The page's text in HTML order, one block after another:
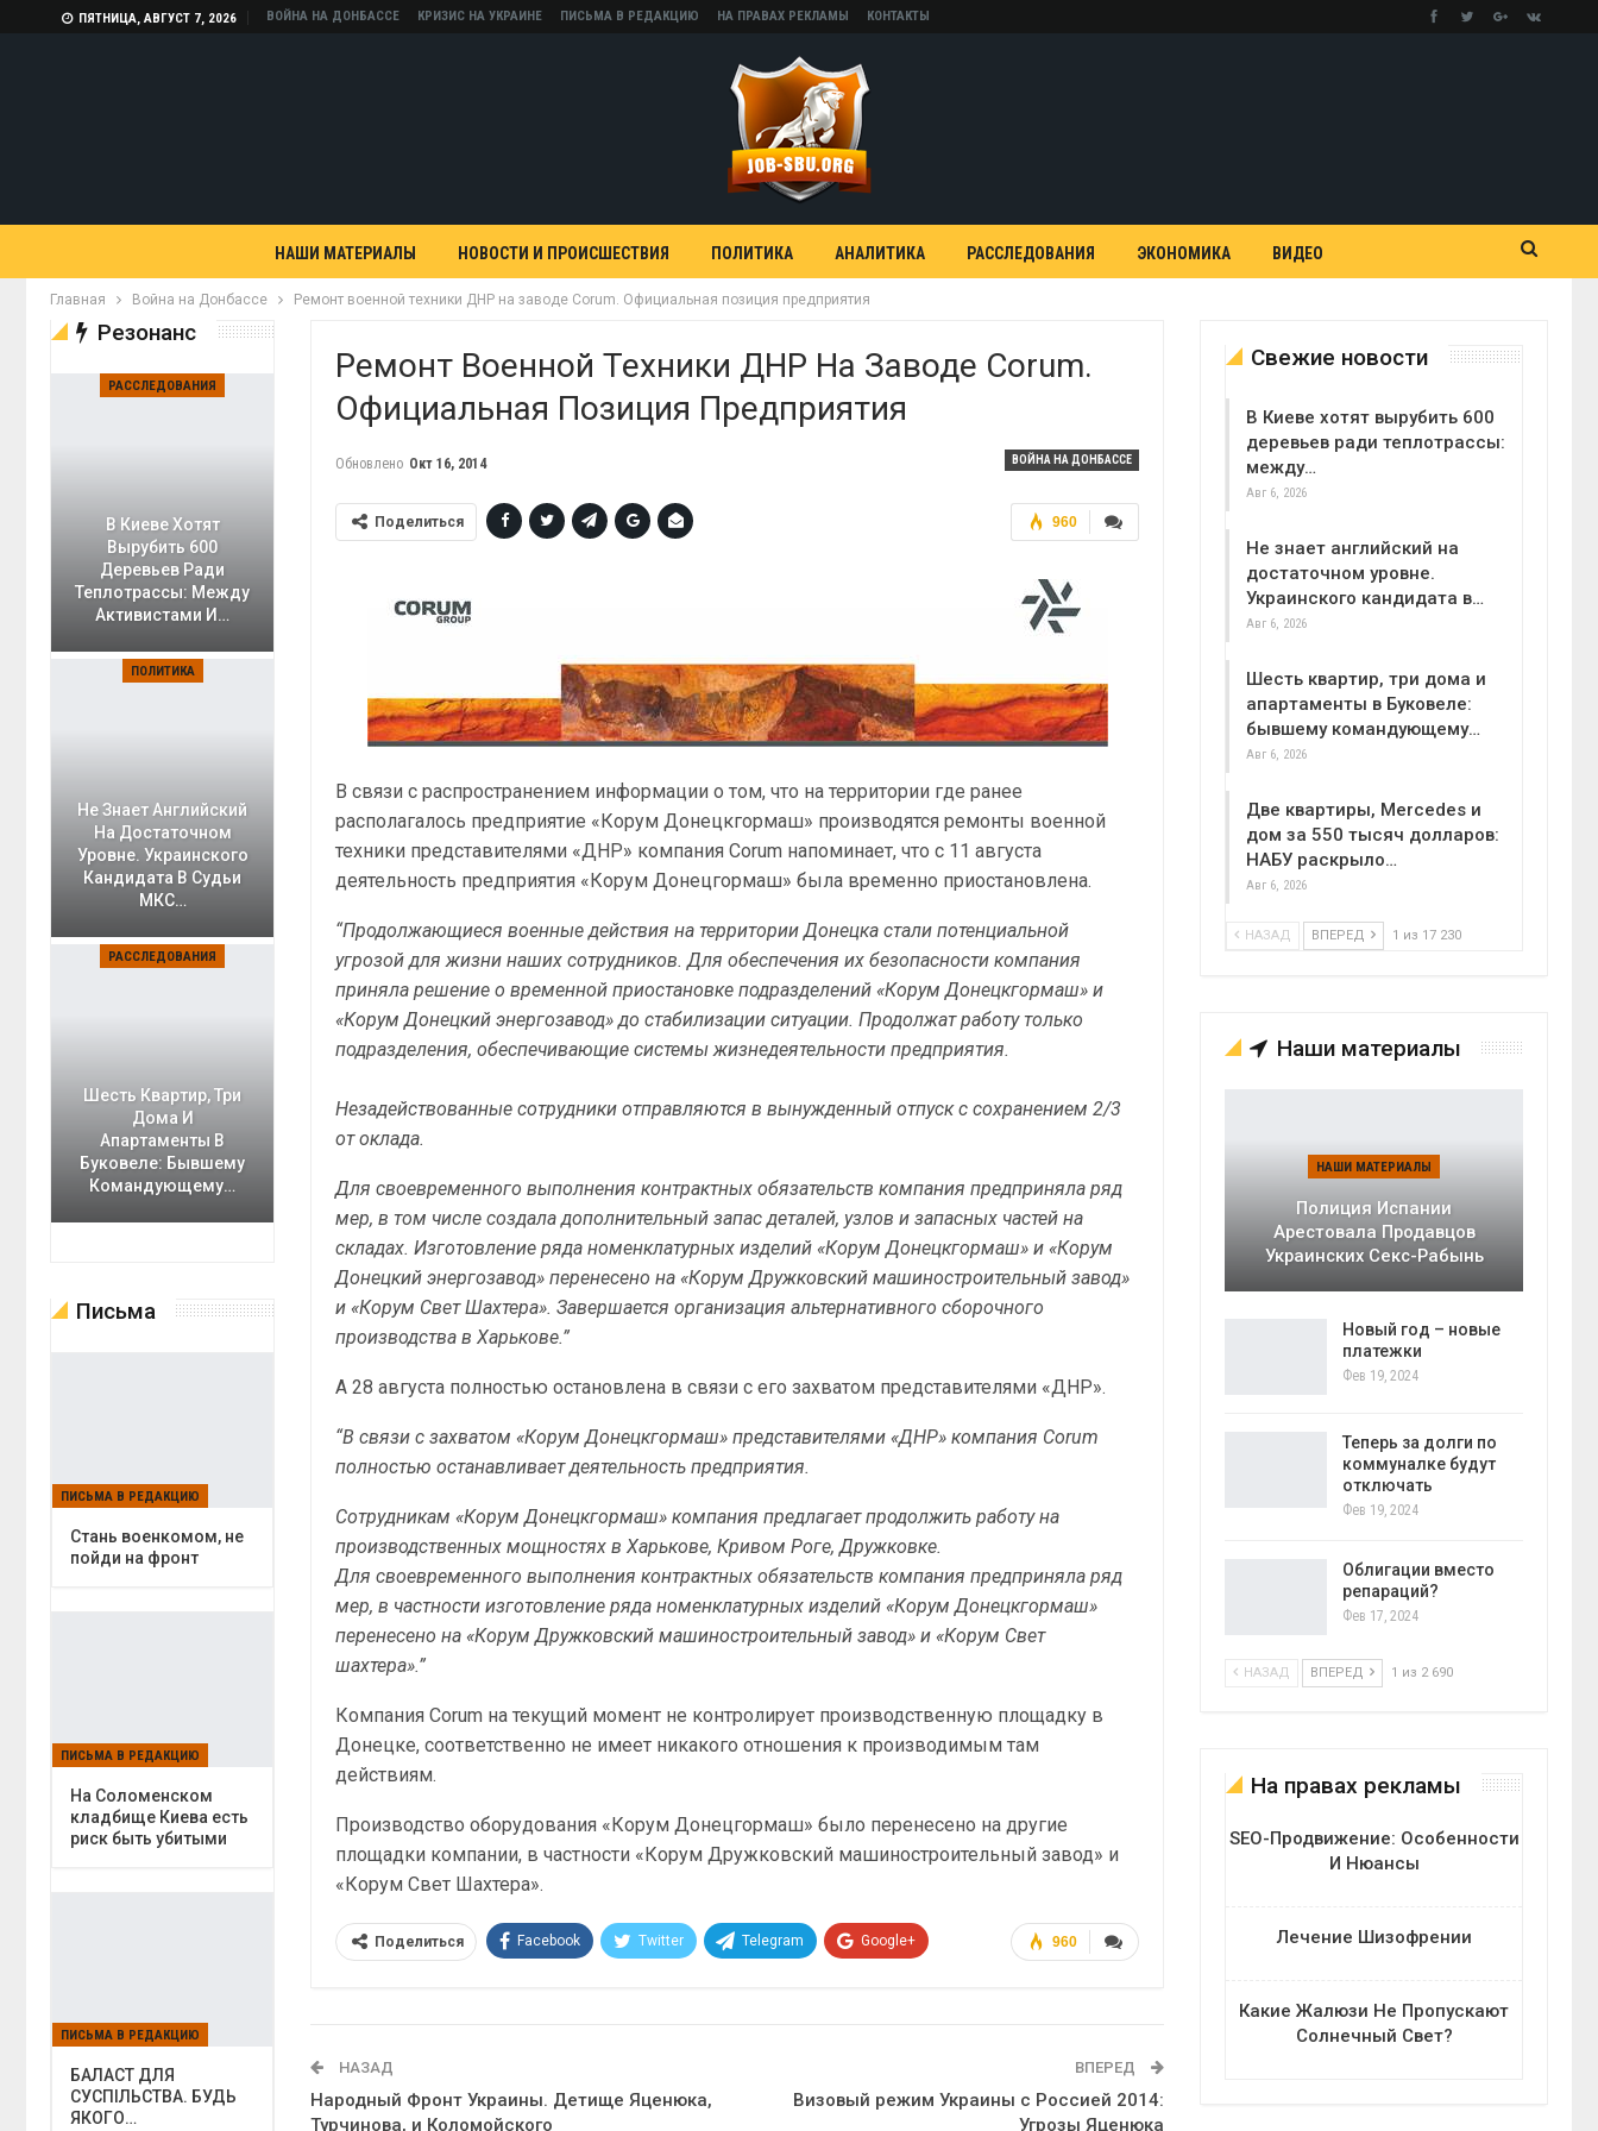
ПЯТНИЦА, АВГУСТ 7, 2026 ВОЙНА НА ДОНБАССЕ КРИЗИС НА УКРАИНЕ ПИСЬМА В РЕДАКЦИЮ НА ПРАВАХ РЕКЛАМЫ КОНТАКТЫ
НАШИ МАТЕРИАЛЫ НОВОСТИ И ПРОИСШЕСТВИЯ ПОЛИТИКА АНАЛИТИКА РАССЛЕДОВАНИЯ ЭКОНОМИКА ВИДЕО
Главная Война на Донбассе Ремонт военной техники ДНР на заводе Corum. Официальная позиция предприятия
Ремонт Военной Техники ДНР На Заводе Corum.
Официальная Позиция Предприятия
ВОЙНА НА ДОНБАССЕ
Обновлено Окт 16, 2014
960
Поделиться
В связи с распространением информации о том, что на территории где ранее
располагалось предприятие «Корум Донецкгормаш» производятся ремонты военной
техники представителями «ДНР» компания Corum напоминает, что с 11 августа
деятельность предприятия «Корум Донецгормаш» была временно приостановлена.
“Продолжающиеся военные действия на территории Донецка стали потенциальной
угрозой для жизни наших сотрудников. Для обеспечения их безопасности компания
приняла решение о временной приостановке подразделений «Корум Донецкгормаш» и
«Корум Донецкий энергозавод» до стабилизации ситуации. Продолжат работу только
подразделения, обеспечивающие системы жизнедеятельности предприятия.
Незадействованные сотрудники отправляются в вынужденный отпуск с сохранением 2/3
от оклада.
Для своевременного выполнения контрактных обязательств компания предприняла ряд
мер, в том числе создала дополнительный запас деталей, узлов и запасных частей на
складах. Изготовление ряда номенклатурных изделий «Корум Донецкгормаш» и «Корум
Донецкий энергозавод» перенесено на «Корум Дружковский машиностроительный завод»
и «Корум Свет Шахтера». Завершается организация альтернативного сборочного
производства в Харькове.”
А 28 августа полностью остановлена в связи с его захватом представителями «ДНР».
“В связи с захватом «Корум Донецкгормаш» представителями «ДНР» компания Corum
полностью останавливает деятельность предприятия.
Сотрудникам «Корум Донецкгормаш» компания предлагает продолжить работу на
производственных мощностях в Харькове, Кривом Роге, Дружковке.
Для своевременного выполнения контрактных обязательств компания предприняла ряд
мер, в частности изготовление ряда номенклатурных изделий «Корум Донецкгормаш»
перенесено на «Корум Дружковский машиностроительный завод» и «Корум Свет
шахтера».”
Компания Corum на текущий момент не контролирует производственную площадку в
Донецке, соответственно не имеет никакого отношения к производимым там
действиям.
Производство оборудования «Корум Донецгормаш» было перенесено на другие
площадки компании, в частности «Корум Дружковский машиностроительный завод» и
«Корум Свет Шахтера».
960
Поделиться Facebook Twitter Telegram Google+
НАЗАД
Народный Фронт Украины. Детище Яценюка,
Турчинова, и Коломойского
ВПЕРЕД
Визовый режим Украины с Россией 2014:
Угрозы Яценюка
Свежие новости
В Киеве хотят вырубить 600
деревьев ради теплотрассы:
между…
Авг 6, 2026
Не знает английский на
достаточном уровне.
Украинского кандидата в…
Авг 6, 2026
Шесть квартир, три дома и
апартаменты в Буковеле:
бывшему командующему…
Авг 6, 2026
Две квартиры, Mercedes и
дом за 550 тысяч долларов:
НАБУ раскрыло…
Авг 6, 2026
НАЗАД ВПЕРЕД 1 из 17 230
Наши материалы
НАШИ МАТЕРИАЛЫ
Полиция Испании
Арестовала Продавцов
Украинских Секс-Рабынь
Новый год – новые
платежки
Фев 19, 2024
Теперь за долги по
коммуналке будут
отключать
Фев 19, 2024
Облигации вместо
репараций?
Фев 17, 2024
НАЗАД ВПЕРЕД 1 из 2 690
На правах рекламы
SEO-Продвижение: Особенности
И Нюансы
Лечение Шизофрении
Какие Жалюзи Не Пропускают
Солнечный Свет?
Резонанс
РАССЛЕДОВАНИЯ
В Киеве Хотят
Вырубить 600
Деревьев Ради
Теплотрассы: Между
Активистами И…
ПОЛИТИКА
Не Знает Английский
На Достаточном
Уровне. Украинского
Кандидата В Судьи
МКС…
РАССЛЕДОВАНИЯ
Шесть Квартир, Три
Дома И
Апартаменты В
Буковеле: Бывшему
Командующему…
Письма
ПИСЬМА В РЕДАКЦИЮ
Cтань военкомом, не
пойди на фронт
ПИСЬМА В РЕДАКЦИЮ
На Соломенском
кладбище Киева есть
риск быть убитыми
ПИСЬМА В РЕДАКЦИЮ
БАЛАСТ ДЛЯ
СУСПІЛЬСТВА. БУДЬ
ЯКОГО…